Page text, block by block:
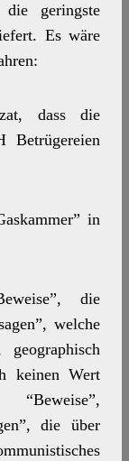
geringste
Es wäre
dass die
Betrügereien
in
die
welche
keinen Wert
die über